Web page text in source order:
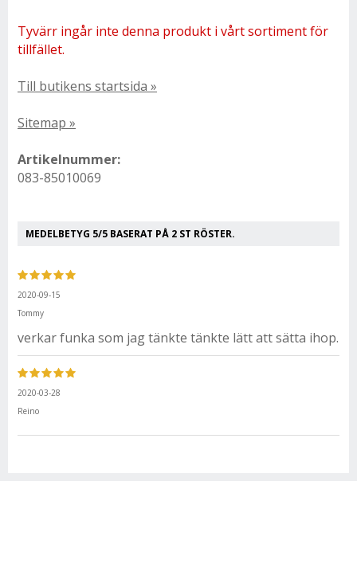
Tyvärr ingår inte denna produkt i vårt sortiment för
tillfället.
Till butikens startsida »
Sitemap »
Artikelnummer:
083-85010069
MEDELBETYG 5/5 BASERAT PÅ 2 ST RÖSTER.
2020-09-15
Tommy
verkar funka som jag tänkte tänkte lätt att sätta ihop.
2020-03-28
Reino